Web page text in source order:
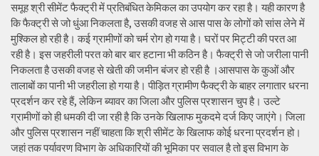
समूह श्री सीमेंट फैक्ट्री में प्रतिबंधित केमिकल का उपयोग कर रहा है। यही कारण है
कि फैक्ट्री से जो धुंआ निकलता है, उसकी वजह से आस पास के लोगों को सांस लेने में
मुश्किल हो रही है। कई ग्रामीणों को चर्म रोग हो गया है। घरों पर मिट्टी की परत आ
रही है। इस जहरीली परत को बार बार हटाना भी कठिन है। फैक्ट्री से जो जरीला पानी
निकलता है उसकी वजह से खेती की जमीन बंजर हो रही है ।आसपास के कुओं और
तालाबों का पानी भी जहरीला हो गया है। पीड़ित ग्रामीण फैक्ट्री के बाहर लगातार धरना
प्रदर्शन कर रहे हैं, लेकिन ब्यावर का जिला और पुलिस प्रशासन चुप है। उल्टे
ग्रामीणों को ही धमकी दी जा रही है कि उनके खिलाफ मुकदमे दर्ज किए जाएंगे। जिला
और पुलिस प्रशासन नहीं चाहता कि श्री सीमेंट के खिलाफ कोई धरना प्रदर्शन हो।
जहां तक पर्यावरण विभाग के अधिकारियों की भूमिका पर सवाल है तो इस विभाग के